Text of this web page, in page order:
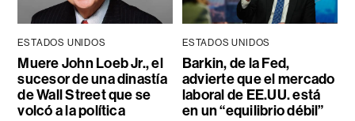
ESTADOS UNIDOS
Muere John Loeb Jr., el
sucesor de una dinastía
de Wall Street que se
volcó a la política
ESTADOS UNIDOS
Barkin, de la Fed,
advierte que el mercado
laboral de EE.UU. está
en un “equilibrio débil”